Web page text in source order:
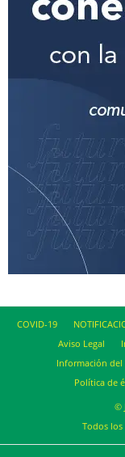
COVID-19
Aviso Legal
Información
Política de
©
Todos los